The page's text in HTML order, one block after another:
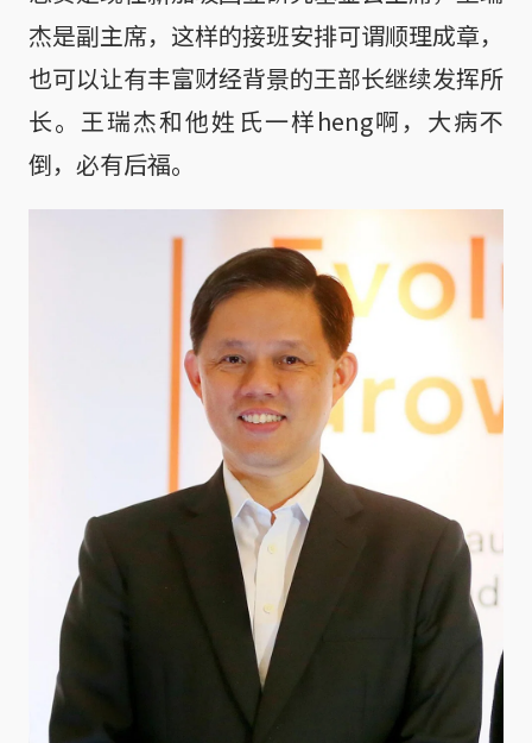
杰是副主席，这样的接班安排可谓顺理成章，
也可以让有丰富财经背景的王部长继续发挥所
长。王瑞杰和他姓氏一样heng啊，大病不
倒，必有后福。